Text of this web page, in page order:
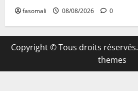
fasomali 08/08/2026 0
Copyright © Tous droits réservés.
themes